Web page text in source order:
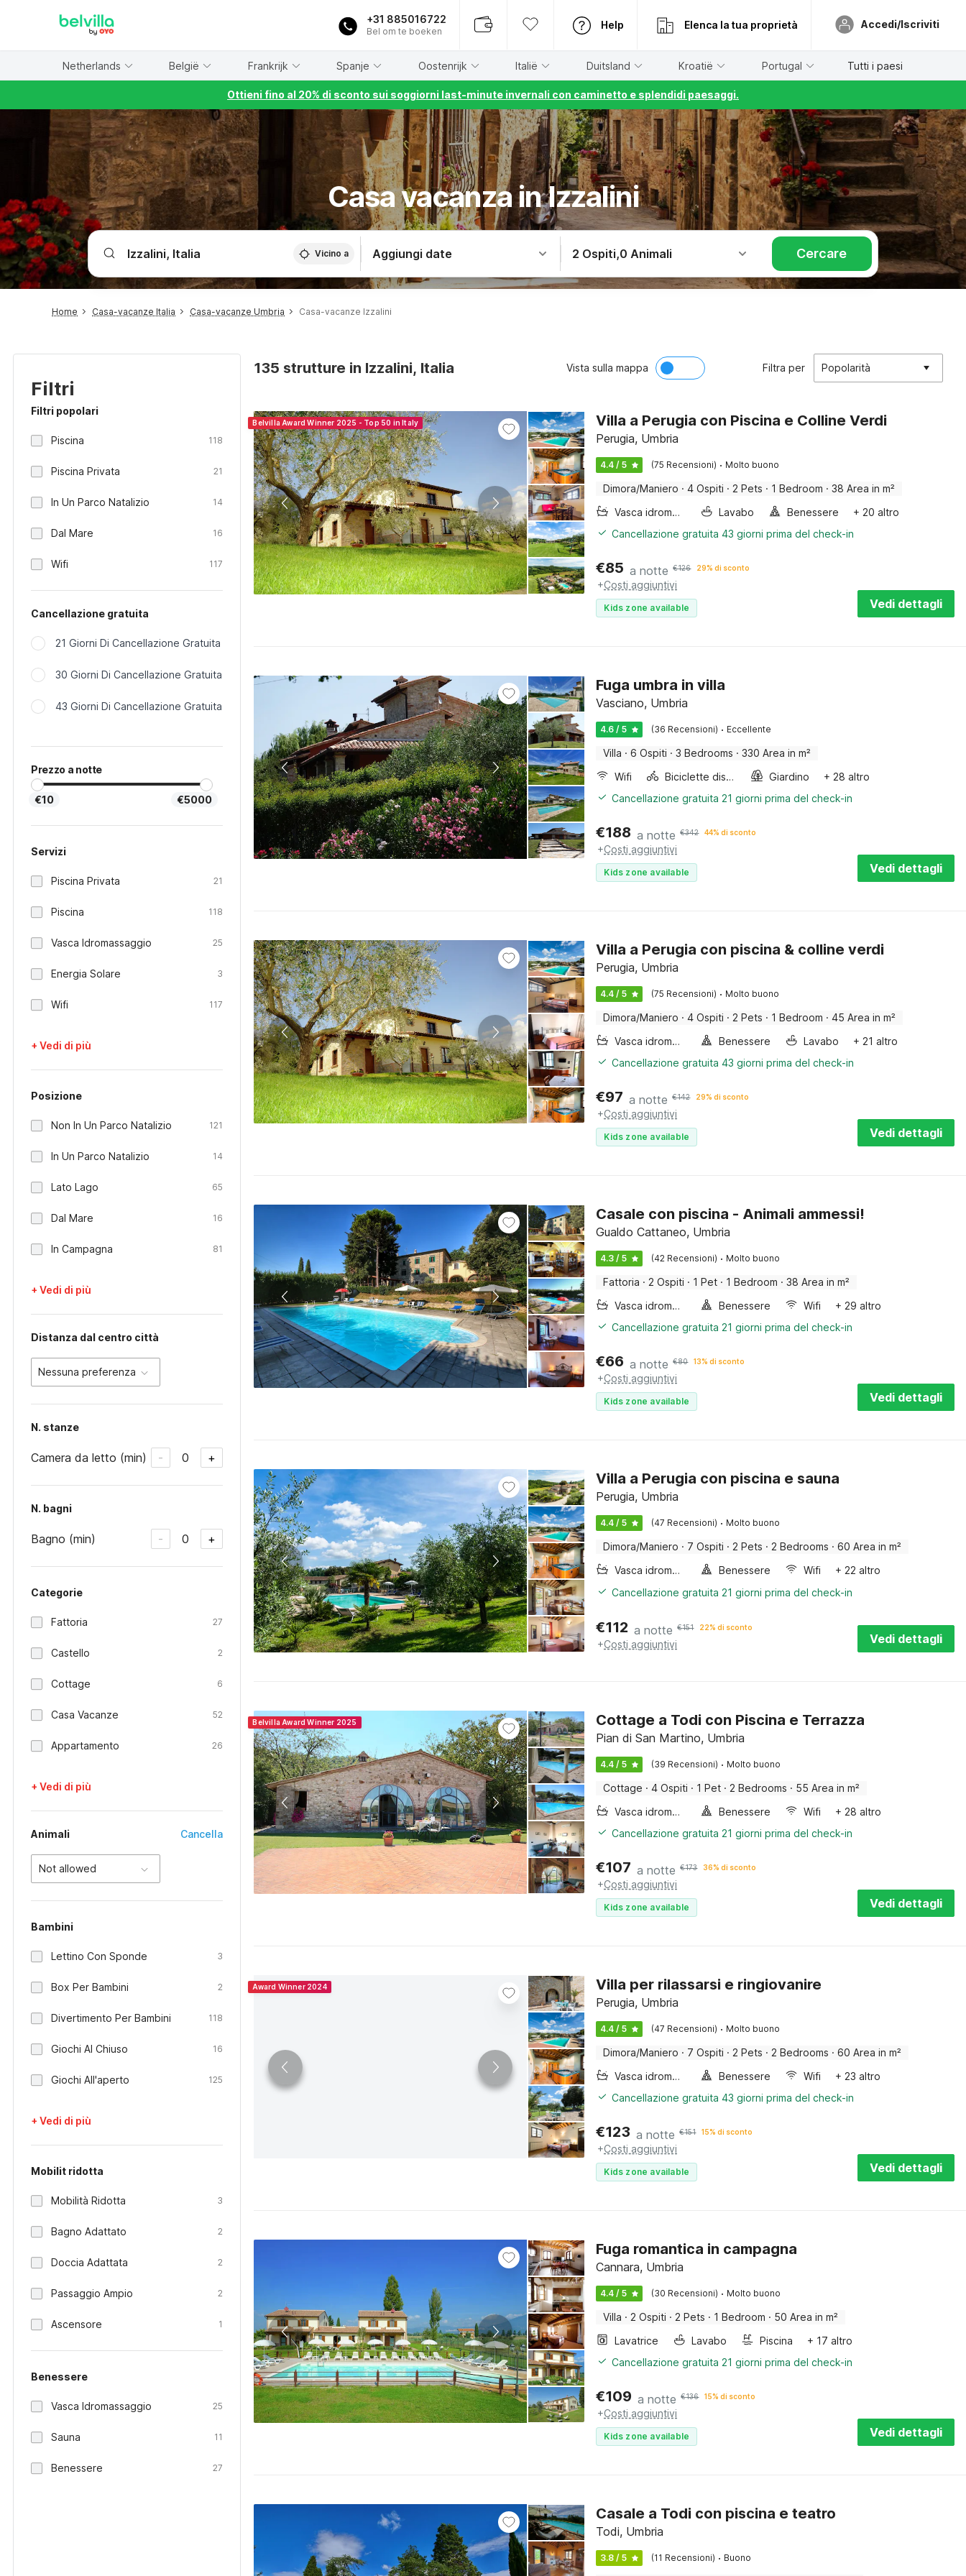
+31 885016722
Bel om te boeken
Help Elenca la tua proprietà Accedi/Iscriviti
Netherlands België Frankrijk Spanje Oostenrijk Italië Duitsland Kroatië Portugal Tutti i paesi
Ottieni fino al 20% di sconto sui soggiorni last-minute invernali con caminetto e splendidi paesaggi.
Casa vacanza in Izzalini
Vicino a Aggiungi date 2 Ospiti,0 Animali Cercare
Home Casa-vacanze Italia Casa-vacanze Umbria Casa-vacanze Izzalini
Filtri
Filtri popolari
Piscina 118
Piscina Privata 21
In Un Parco Natalizio 14
Dal Mare 16
Wifi 117
Cancellazione gratuita
21 Giorni Di Cancellazione Gratuita
30 Giorni Di Cancellazione Gratuita
43 Giorni Di Cancellazione Gratuita
Prezzo a notte
€10 €5000
Servizi
Piscina Privata 21
Piscina 118
Vasca Idromassaggio 25
Energia Solare 3
Wifi 117
+ Vedi di più
Posizione
Non In Un Parco Natalizio 121
In Un Parco Natalizio 14
Lato Lago 65
Dal Mare 16
In Campagna 81
+ Vedi di più
Distanza dal centro città
Nessuna preferenza
N. stanze
Camera da letto (min) - 0 +
N. bagni
Bagno (min) - 0 +
Categorie
Fattoria 27
Castello 2
Cottage 6
Casa Vacanze 52
Appartamento 26
+ Vedi di più
Animali Cancella
Not allowed
Bambini
Lettino Con Sponde 3
Box Per Bambini 2
Divertimento Per Bambini 118
Giochi Al Chiuso 16
Giochi All'aperto 125
+ Vedi di più
Mobilit ridotta
Mobilità Ridotta 3
Bagno Adattato 2
Doccia Adattata 2
Passaggio Ampio 2
Ascensore 1
Benessere
Vasca Idromassaggio 25
Sauna 11
Benessere 27
135 strutture in Izzalini, Italia Vista sulla mappa Filtra per Popolarità
Belvilla Award Winner 2025 - Top 50 in Italy Villa a Perugia con Piscina e Colline Verdi
Perugia, Umbria
4.4 / 5 (75 Recensioni) · Molto buono
Dimora/Maniero · 4 Ospiti · 2 Pets · 1 Bedroom · 38 Area in m²
Vasca idromassaggio
Lavabo Benessere
+ 20 altro
Cancellazione gratuita 43 giorni prima del check-in
€85 a notte €126 29% di sconto
+Costi aggiuntivi
Kids zone available Vedi dettagli
Fuga umbra in villa
Vasciano, Umbria
4.6 / 5 (36 Recensioni) · Eccellente
Villa · 6 Ospiti · 3 Bedrooms · 330 Area in m²
Wifi
Biciclette disponibili Giardino
+ 28 altro
Cancellazione gratuita 21 giorni prima del check-in
€188 a notte €342 44% di sconto
+Costi aggiuntivi
Kids zone available Vedi dettagli
Villa a Perugia con piscina & colline verdi
Perugia, Umbria
4.4 / 5 (75 Recensioni) · Molto buono
Dimora/Maniero · 4 Ospiti · 2 Pets · 1 Bedroom · 45 Area in m²
Vasca idromassaggio
Benessere Lavabo
+ 21 altro
Cancellazione gratuita 43 giorni prima del check-in
€97 a notte €142 29% di sconto
+Costi aggiuntivi
Kids zone available Vedi dettagli
Casale con piscina - Animali ammessi!
Gualdo Cattaneo, Umbria
4.3 / 5 (42 Recensioni) · Molto buono
Fattoria · 2 Ospiti · 1 Pet · 1 Bedroom · 38 Area in m²
Vasca idromassaggio
Benessere Wifi
+ 29 altro
Cancellazione gratuita 21 giorni prima del check-in
€66 a notte €80 13% di sconto
+Costi aggiuntivi
Kids zone available Vedi dettagli
Villa a Perugia con piscina e sauna
Perugia, Umbria
4.4 / 5 (47 Recensioni) · Molto buono
Dimora/Maniero · 7 Ospiti · 2 Pets · 2 Bedrooms · 60 Area in m²
Vasca idromassaggio
Benessere Wifi
+ 22 altro
Cancellazione gratuita 21 giorni prima del check-in
€112 a notte €151 22% di sconto
+Costi aggiuntivi Vedi dettagli
Belvilla Award Winner 2025 Cottage a Todi con Piscina e Terrazza
Pian di San Martino, Umbria
4.4 / 5 (39 Recensioni) · Molto buono
Cottage · 4 Ospiti · 1 Pet · 2 Bedrooms · 55 Area in m²
Vasca idromassaggio
Benessere Wifi
+ 28 altro
Cancellazione gratuita 21 giorni prima del check-in
€107 a notte €173 36% di sconto
+Costi aggiuntivi
Kids zone available Vedi dettagli
Award Winner 2024 Villa per rilassarsi e ringiovanire
Perugia, Umbria
4.4 / 5 (47 Recensioni) · Molto buono
Dimora/Maniero · 7 Ospiti · 2 Pets · 2 Bedrooms · 60 Area in m²
Vasca idromassaggio
Benessere Wifi
+ 23 altro
Cancellazione gratuita 43 giorni prima del check-in
€123 a notte €151 15% di sconto
+Costi aggiuntivi
Kids zone available Vedi dettagli
Fuga romantica in campagna
Cannara, Umbria
4.4 / 5 (30 Recensioni) · Molto buono
Villa · 2 Ospiti · 2 Pets · 1 Bedroom · 50 Area in m²
Lavatrice
Lavabo Piscina
+ 17 altro
Cancellazione gratuita 21 giorni prima del check-in
€109 a notte €136 15% di sconto
+Costi aggiuntivi
Kids zone available Vedi dettagli
Casale a Todi con piscina e teatro
Todi, Umbria
3.8 / 5 (11 Recensioni) · Buono